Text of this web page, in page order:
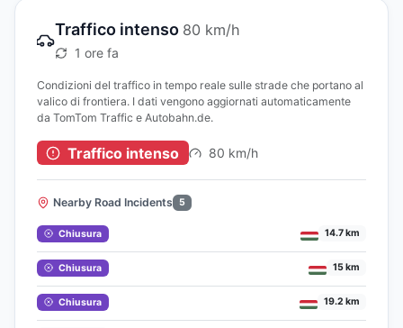
Traffico intenso 80 km/h
1 ore fa
Condizioni del traffico in tempo reale sulle strade che portano al
valico di frontiera. I dati vengono aggiornati automaticamente
da TomTom Traffic e Autobahn.de.
Traffico intenso 80 km/h
Nearby Road Incidents 5
Chiusura 14.7 km
Chiusura 15 km
Chiusura 19.2 km